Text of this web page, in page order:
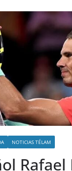
NOTICIAS TÉLAM
Rafael